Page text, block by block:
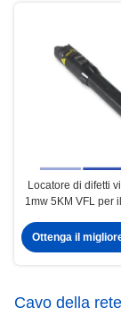
Locatore di difetti
1mw 5KM VFL per
Ottenga il
Cavo della rete